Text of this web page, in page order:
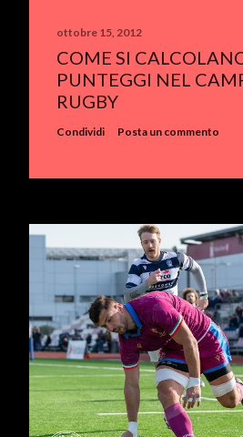
ottobre 15, 2012
COME SI
PUNTEGGI NEL
RUGBY
Condividi Posta un commento